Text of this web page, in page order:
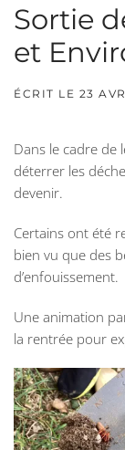
Sortie
et
ÉCRIT LE 23
Dans le cadre de
déterrer les
devenir.
Certains ont été
bien vu que des
d’enfouissement.
Une animation
la rentrée pour